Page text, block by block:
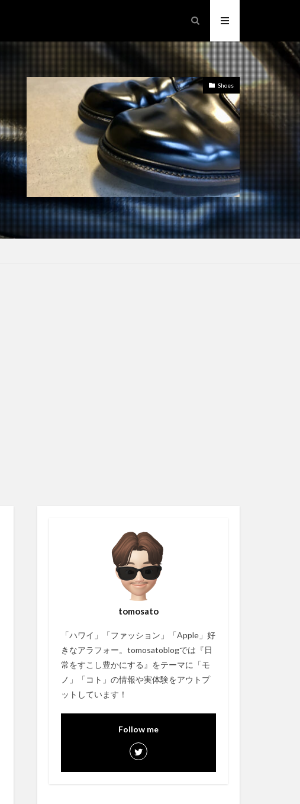
Shoes
tomosato
「ハワイ」「ファッション」「Apple」好
きなアラフォー。tomosatoblogでは『日
常をすこし豊かにする』をテーマに「モ
ノ」「コト」の情報や実体験をアウトプ
ットしています！
Follow me